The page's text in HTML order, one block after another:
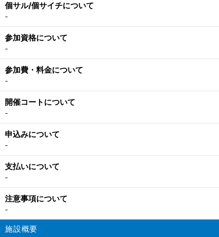
個サル/個サイチについて
-
参加資格について
-
参加費・料金について
-
開催コートについて
-
申込みについて
-
支払いについて
-
注意事項について
-
施設概要